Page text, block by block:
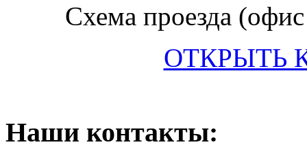
Схема проезда
ОТКРЫТЬ
Наши контакты: